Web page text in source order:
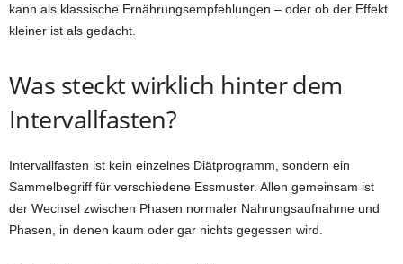
kann als klassische Ernährungsempfehlungen – oder ob der Effekt
kleiner ist als gedacht.
Was steckt wirklich hinter dem
Intervallfasten?
Intervallfasten ist kein einzelnes Diätprogramm, sondern ein
Sammelbegriff für verschiedene Essmuster. Allen gemeinsam ist
der Wechsel zwischen Phasen normaler Nahrungsaufnahme und
Phasen, in denen kaum oder gar nichts gegessen wird.